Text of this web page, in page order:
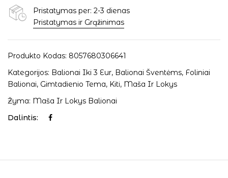
Pristatymas per: 2-3 dienas
Pristatymas ir Grąžinimas
Produkto Kodas: 8057680306641
Kategorijos: Balionai Iki 3 Eur, Balionai Šventėms, Foliniai
Balionai, Gimtadienio Tema, Kiti, Maša Ir Lokys
Žyma: Maša Ir Lokys Balionai
Dalintis: